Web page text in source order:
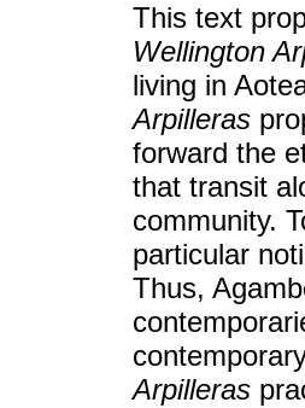
This text
Wellington
living in
Arpilleras
forward the
that transit
community.
particular
Thus,
Arpilleras